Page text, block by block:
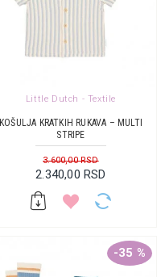
Little Dutch - Textile
KOŠULJA KRATKIH RUKAVA – MULTI
STRIPE
2.340,00 RSD
3.600,00 RSD
-35 %